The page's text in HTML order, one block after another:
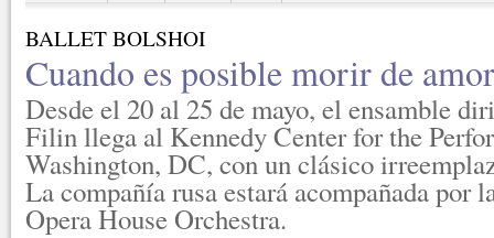
BALLET BOLSHOI
Cuando es posible morir de amor
Desde el 20 al 25 de mayo, el ensamble
Filin llega al Kennedy Center for the
Washington, DC, con un clásico
La compañía rusa estará acompañada por
Opera House Orchestra.